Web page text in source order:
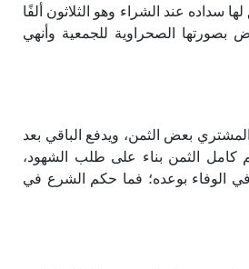
سداده عند الشراء وهو الثلاثون ألفًا
بصورتها الصحراوية للجمعية وأنهي
بعض الثمن، ويدفع الباقي بعد
كامل الثمن بناء على طلب الشهود،
الوفاء بوعده؛ فما حكم الشرع في